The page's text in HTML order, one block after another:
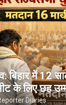
बिहार में 12
के लिए छह
Diaries